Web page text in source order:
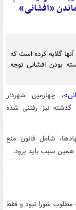
«افشانی»
گلایه کرده است که
بودن افشانی توجه
چهارمین شهردار
گذشته نیز رفتنی شده
شامل قانون منع
سبب باید برود.
مطلوب شورا نبود و فقط